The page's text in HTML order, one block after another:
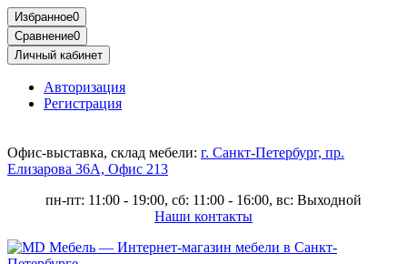
Избранное0
Сравнение0
Личный кабинет
Авторизация
Регистрация
Офис-выставка, склад мебели: г. Санкт-Петербург, пр.
Елизарова 36А, Офис 213
пн-пт: 11:00 - 19:00, сб: 11:00 - 16:00, вс: Выходной
Наши контакты